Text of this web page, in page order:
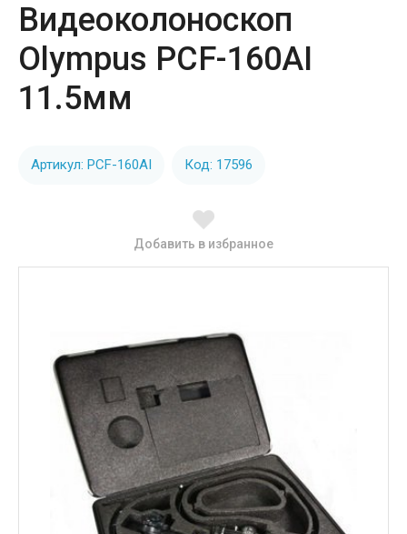
Видеоколоноскоп
Olympus PCF-160AI
11.5мм
Артикул: PCF-160AI Код: 17596
Добавить в избранное